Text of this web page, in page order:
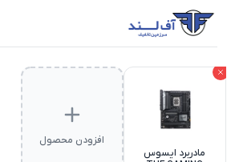
مادربرد ایسوس
افزودن محصول